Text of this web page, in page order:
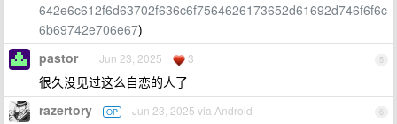
642e6c612f6d63702f636c6f7564626173652d61692d746f6f6c
6b69742e706e67)
5
pastor Jun 23, 2025 3
很久没见过这么自恋的人了
6
razertory OP Jun 23, 2025 via Android